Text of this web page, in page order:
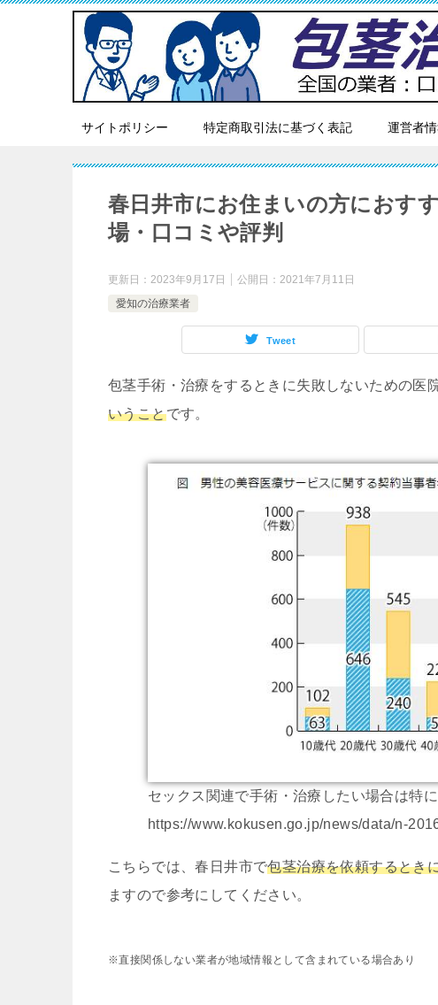
サイトポリシー 特定商取引法に基づく表記 運営者
春日井市にお住まいの方におす
場・口コミや評判
更新日： 2023年9月17日 公開日： 2021年7月11日
愛知の治療業者
Tweet
包茎手術・治療をするときに失敗しないための医
いうことです。
セックス関連で手術・治療したい場合は特
https://www.kokusen.go.jp/news/data/n-
こちらでは、春日井市で包茎治療を依頼するとき
ますので参考にしてください。
※直接関係しない業者が地域情報として含まれている場合あり